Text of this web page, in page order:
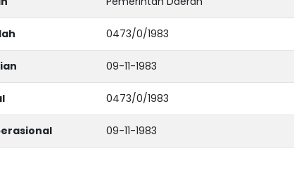
0473/0/1983
09-11-1983
0473/0/1983
09-11-1983